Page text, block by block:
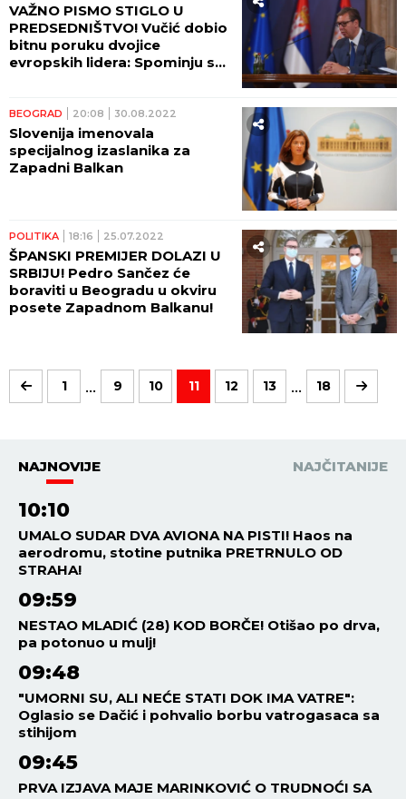
VAŽNO PISMO STIGLO U
PREDSEDNIŠTVO! Vučić dobio
bitnu poruku dvojice
evropskih lidera: Spominju se
BEOGRAD 20:08 30.08.2022
Slovenija imenovala
specijalnog izaslanika za
Zapadni Balkan
POLITIKA 18:16 25.07.2022
ŠPANSKI PREMIJER DOLAZI U
SRBIJU! Pedro Sančez će
boraviti u Beogradu u okviru
posete Zapadnom Balkanu!
1 ... 9 10 11 12 13 ... 18
NAJNOVIJE NAJČITANIJE
10:10
UMALO SUDAR DVA AVIONA NA PISTI! Haos na
aerodromu, stotine putnika PRETRNULO OD
STRAHA!
09:59
NESTAO MLADIĆ (28) KOD BORČE! Otišao po drva,
pa potonuo u mulj!
09:48
"UMORNI SU, ALI NEĆE STATI DOK IMA VATRE":
Oglasio se Dačić i pohvalio borbu vatrogasaca sa
stihijom
09:45
PRVA IZJAVA MAJE MARINKOVIĆ O TRUDNOĆI SA